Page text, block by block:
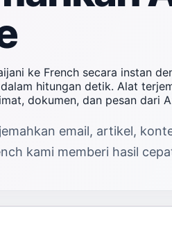
ke French secara instan
hitungan detik. Alat
dokumen, dan pesan dari
email, artikel,
kami memberi hasil